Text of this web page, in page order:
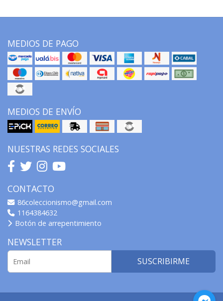
MEDIOS DE PAGO
MEDIOS DE ENVÍO
NUESTRAS REDES SOCIALES
CONTACTO
86coleccionismo@gmail.com
1164384632
Botón de arrepentimiento
NEWSLETTER
SUSCRIBIRME